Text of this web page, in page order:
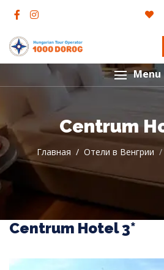
Menu
Centrum
Главная Отели в Венгрии
Centrum Hotel 3*